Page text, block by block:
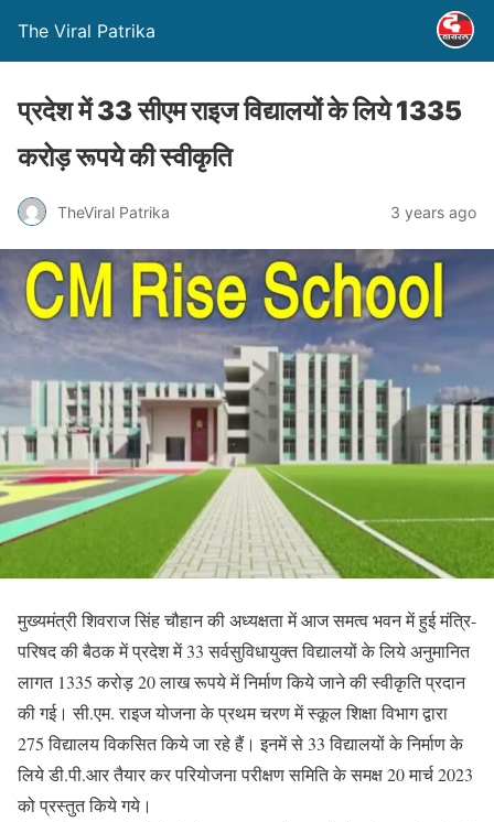
The Viral Patrika
प्रदेश में 33 सीएम राइज विद्यालयों के लिये 1335
करोड़ रूपये की स्वीकृति
TheViral Patrika 3 years ago
मुख्यमंत्री शिवराज सिंह चौहान की अध्यक्षता में आज समत्व भवन में हुई मंत्रि-
परिषद की बैठक में प्रदेश में 33 सर्वसुविधायुक्त विद्यालयों के लिये अनुमानित
लागत 1335 करोड़ 20 लाख रूपये में निर्माण किये जाने की स्वीकृति प्रदान
की गई। सी.एम. राइज योजना के प्रथम चरण में स्कूल शिक्षा विभाग द्वारा
275 विद्यालय विकसित किये जा रहे हैं। इनमें से 33 विद्यालयों के निर्माण के
लिये डी.पी.आर तैयार कर परियोजना परीक्षण समिति के समक्ष 20 मार्च 2023
को प्रस्तुत किये गये।